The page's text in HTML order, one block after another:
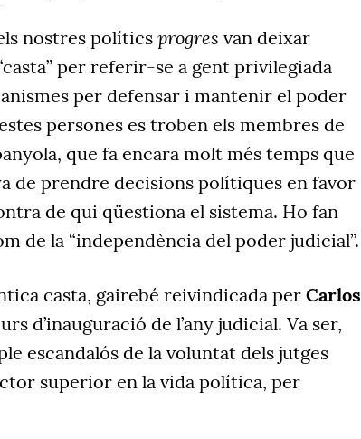
nostres polítics progres van deixar
per referir-se a gent privilegiada
per defensar i mantenir el poder
persones es troben els membres de
que fa encara molt més temps que
de prendre decisions polítiques en favor
de qui qüestiona el sistema. Ho fan
de la “independència del poder judicial”.
casta, gairebé reivindicada per Carlos
d’inauguració de l’any judicial. Va ser,
escandalós de la voluntat dels jutges
superior en la vida política, per